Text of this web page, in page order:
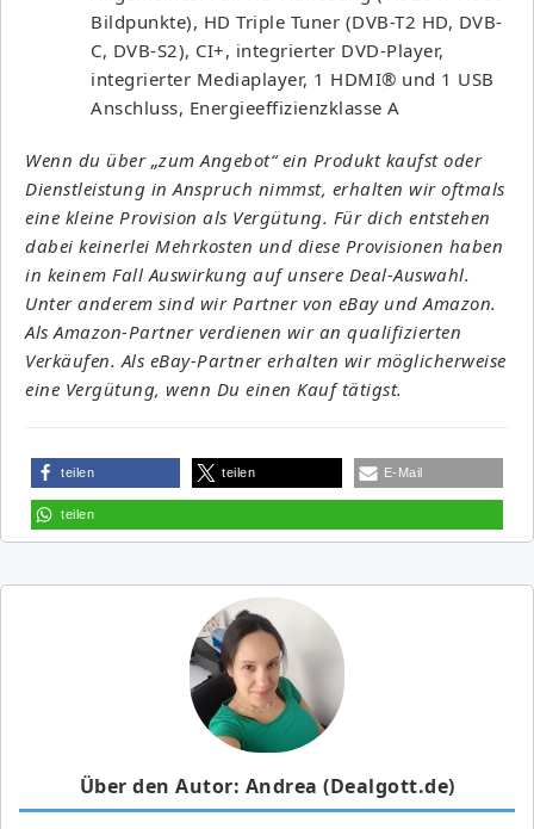
Bildpunkte), HD Triple Tuner (DVB-T2 HD, DVB-
C, DVB-S2), CI+, integrierter DVD-Player,
integrierter Mediaplayer, 1 HDMI® und 1 USB
Anschluss, Energieeffizienzklasse A
Wenn du über „zum Angebot“ ein Produkt kaufst oder
Dienstleistung in Anspruch nimmst, erhalten wir oftmals
eine kleine Provision als Vergütung. Für dich entstehen
dabei keinerlei Mehrkosten und diese Provisionen haben
in keinem Fall Auswirkung auf unsere Deal-Auswahl.
Unter anderem sind wir Partner von eBay und Amazon.
Als Amazon-Partner verdienen wir an qualifizierten
Verkäufen. Als eBay-Partner erhalten wir möglicherweise
eine Vergütung, wenn Du einen Kauf tätigst.
teilen teilen E-Mail
teilen
Über den Autor: Andrea (Dealgott.de)